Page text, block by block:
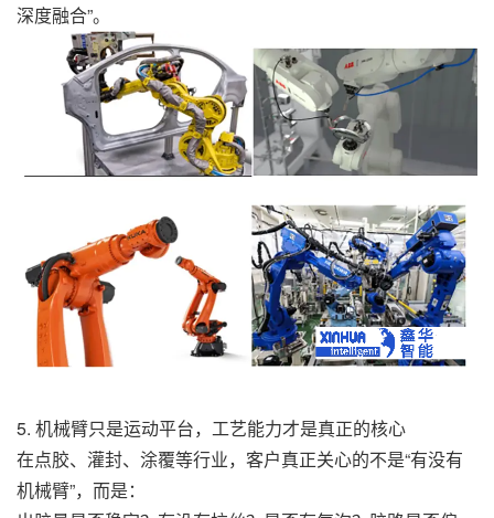
深度融合”。
5. 机械臂只是运动平台，工艺能力才是真正的核心
在点胶、灌封、涂覆等行业，客户真正关心的不是“有没有
机械臂”，而是：